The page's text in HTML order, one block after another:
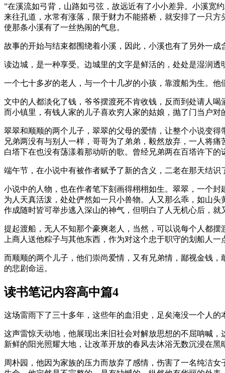
”在溪流如弓背，山路如弓弦，故远近有了小小差异。小溪宽
来往孔道，水常有涨落，限于财力不能搭桥，就安排了一只
使那条小溪有了一丝热闹的气息。
故事的开始与结束都围绕着小溪，因此，小溪也有了另外一
读边城，是一种享受。边城里的文字是鲜活的，处处是湿润
一个七十多岁的老人，与一个十几岁的小孩，靠渡船为生。
文中的人都淡化了钱，爷爷摆渡死不肯收钱，反而到处请人
而小镇里，有钱人家的儿子喜欢穷人家的姑娘，抛了门当户
翠翠和顺顺的两个儿子，翠翠的父母的爱情，让整个小说变
兄弟两没有与别人一样，哥哥为了弟弟，毅然放弃，一人将
白塔下在也没有荡漾着那动听的歌。曾经兄弟两在百塔许下
端午节，在小说中有被作者赋予了新的含义，二老在那天结
小说中的人物，也在作者笔下刻画得栩栩如生。翠翠，一个
为人天真活泼，处处俨然如一只小兽物。人又那么乖，如山
作成随时皆可举步逃入深山的神气，但明白了人无机心后，就
提起渡船，无人不知那个豪爽老人，当然，可以说每个人都
上商人送他粽子与其他东西，作为对这个忠于职守的划船人一
而顺顺的两个儿子，他们崇尚爱情，又有兄弟情，鄙视金钱
的悲剧命运。
读书笔记内容高中篇4
这场雷雨下了三十多年，这些年的血泪史，足矣淹没一个人的
这声雷惊天动地，他展现出来旧社会对解放思想的不屈呐喊
新鲜的阳光照耀大地，让改革开放的春风去沐浴无数沉浸在
周朴园，他因为家族的压力而放弃了感情，伤害了一名纯洁